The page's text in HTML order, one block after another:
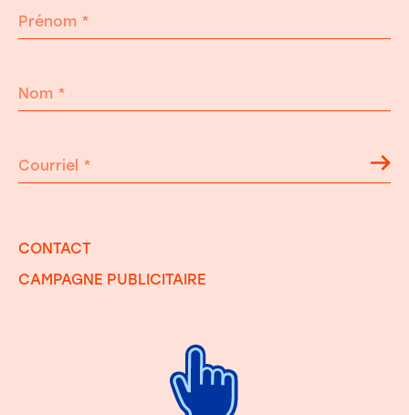
Prénom *
Nom *
Courriel *
CONTACT
CAMPAGNE PUBLICITAIRE